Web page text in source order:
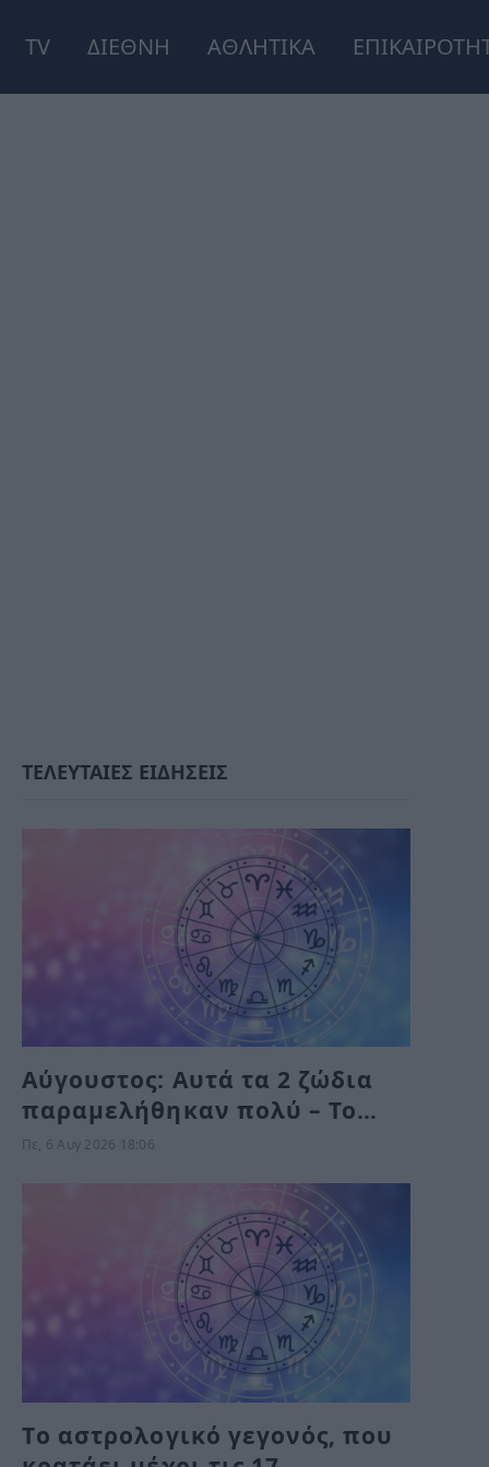
TV ΔΙΕΘΝΗ ΑΘΛΗΤΙΚΑ
ΤΕΛΕΥΤΑΙΕΣ ΕΙΔΗΣΕΙΣ
Αύγουστος: Αυτά τα 2 ζώδια
παραμελήθηκαν πολύ – Το
Σύμπαν τους δίνει τύχη το
Πε, 6 Αυγ 2026 18:06
Tο αστρολογικό γεγονός, που